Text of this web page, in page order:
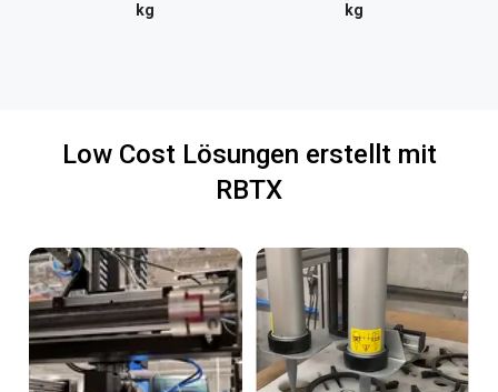
kg kg
Low Cost Lösungen erstellt mit
RBTX